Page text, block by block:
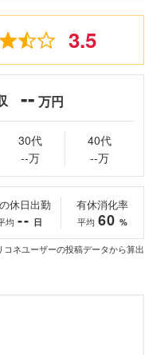
3.5
-- 万円
30代
--万
40代
--万
休日出勤
均 -- 日
有休消化率
平均 60 %
コネユーザーの投稿データから算出